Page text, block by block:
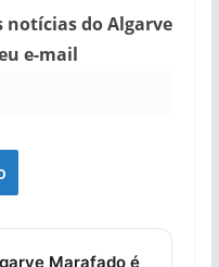
notícias do Algarve
e-mail
Marafado é